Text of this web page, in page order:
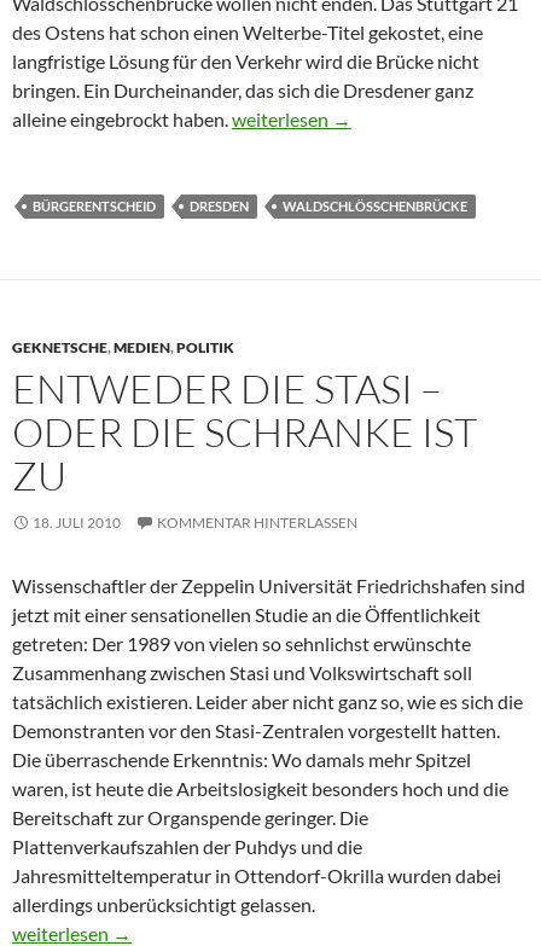
des Ostens hat schon einen Welterbe-Titel gekostet, eine
langfristige Lösung für den Verkehr wird die Brücke nicht
bringen. Ein Durcheinander, das sich die Dresdener ganz
alleine eingebrockt haben.Brücken schlagen
weiterlesen →
BÜRGERENTSCHEID DRESDEN WALDSCHLÖSSCHENBRÜCKE
GEKNETSCHE,MEDIEN,POLITIK
ENTWEDER DIE STASI –
ODER DIE SCHRANKE IST
ZU
18. JULI 2010 KOMMENTAR HINTERLASSEN
Wissenschaftler der Zeppelin Universität Friedrichshafen sind
jetzt mit einer sensationellen Studie an die Öffentlichkeit
getreten: Der 1989 von vielen so sehnlichst erwünschte
Zusammenhang zwischen Stasi und Volkswirtschaft soll
tatsächlich existieren. Leider aber nicht ganz so, wie es sich die
Demonstranten vor den Stasi-Zentralen vorgestellt hatten.
Die überraschende Erkenntnis: Wo damals mehr Spitzel
waren, ist heute die Arbeitslosigkeit besonders hoch und die
Bereitschaft zur Organspende geringer. Die
Plattenverkaufszahlen der Puhdys und die
Jahresmitteltemperatur in Ottendorf-Okrilla wurden dabei
allerdings unberücksichtigt gelassen.
Entweder die Stasi – oder die Schranke ist zu
weiterlesen →